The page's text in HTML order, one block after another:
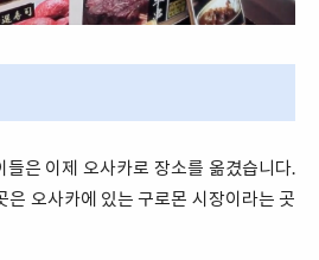
은 이제 오사카로 장소를 옮겼습니다.
은 오사카에 있는 구로몬 시장이라는 곳